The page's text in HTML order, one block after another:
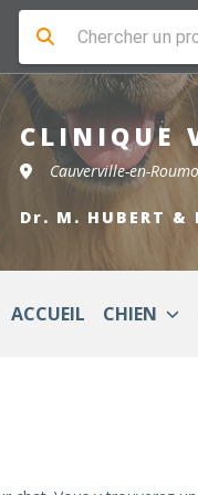
CLINIQUE
Cauverville-en-
Dr. M. HUBERT &
ACCUEIL CHIEN